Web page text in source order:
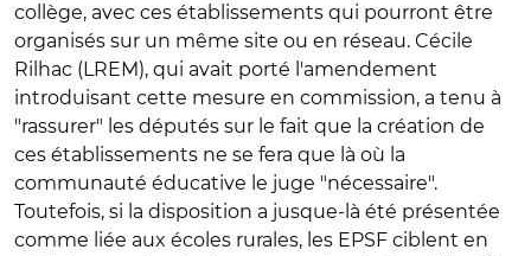
collège, avec ces établissements qui pourront être
organisés sur un même site ou en réseau. Cécile
Rilhac (LREM), qui avait porté l'amendement
introduisant cette mesure en commission, a tenu à
"rassurer" les députés sur le fait que la création de
ces établissements ne se fera que là où la
communauté éducative le juge "nécessaire".
Toutefois, si la disposition a jusque-là été présentée
comme liée aux écoles rurales, les EPSF ciblent en